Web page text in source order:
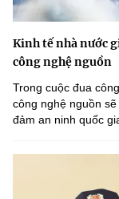
Kinh tế nhà nước
công nghệ nguồn
Trong cuộc đua
công nghệ nguồn
đảm an ninh quốc